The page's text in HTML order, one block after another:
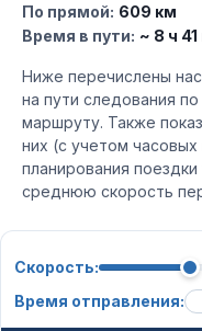
По прямой: 609 км
Время в пути: ~ 8 ч
Ниже перечислены
на пути следования
маршруту. Также
них (с учетом
планирования
среднюю скорость
Скорость:
Время отправления: